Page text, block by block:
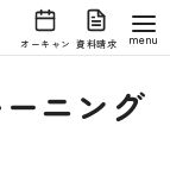
オーキャン 資料請求
ニング